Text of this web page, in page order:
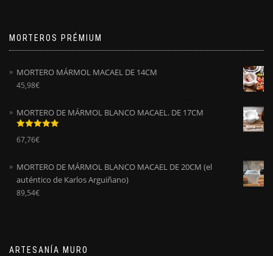
MORTEROS PRÉMIUM
MORTERO MÁRMOL MACAEL DE 14CM
45,98€
MORTERO DE MÁRMOL BLANCO MACAEL. DE 17CM
Valorado
con5.00
67,76€
MORTERO DE MÁRMOL BLANCO MACAEL DE 20CM (el
auténtico de Karlos Arguiñano)
89,54€
ARTESANÍA MURO